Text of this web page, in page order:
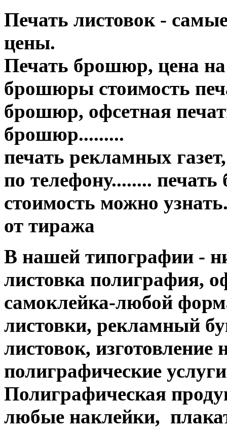
Печать листовок -
цены.
Печать брошюр, цена
брошюры стоимость
брошюр, офсетная
брошюр.........
печать рекламных
по телефону........
стоимость можно
от тиража
В нашей типографии -
листовка полиграфия,
самоклейка-любой
листовки, рекламный
листовок,
полиграфические
Полиграфическая
любые наклейки,